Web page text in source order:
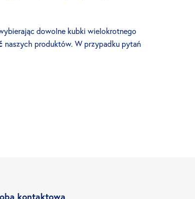
dowolne kubki wielokrotnego
naszych produktów. W przypadku pytań